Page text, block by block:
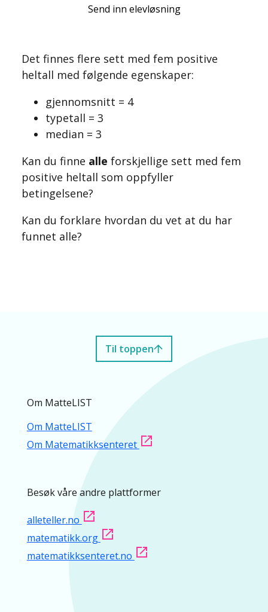
Send inn elevløsning
Det finnes flere sett med fem positive
heltall med følgende egenskaper:
gjennomsnitt = 4
typetall = 3
median = 3
Kan du finne alle forskjellige sett med fem
positive heltall som oppfyller
betingelsene?
Kan du forklare hvordan du vet at du har
funnet alle?
Til toppen
Om MatteLIST
Om MatteLIST
Om Matematikksenteret
Besøk våre andre plattformer
alleteller.no
matematikk.org
matematikksenteret.no